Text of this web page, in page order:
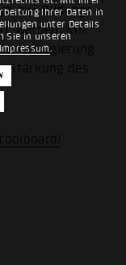
Ihrer Daten in
unter Details
Sie in unseren
Impressum.
auf Bildungs-
werden. Mit
Stärkung des